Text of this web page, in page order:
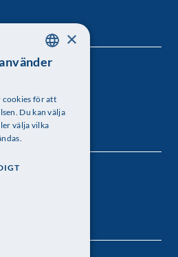
4A
SWEDISH
×
cookies för att
Du kan välja
välja vilka